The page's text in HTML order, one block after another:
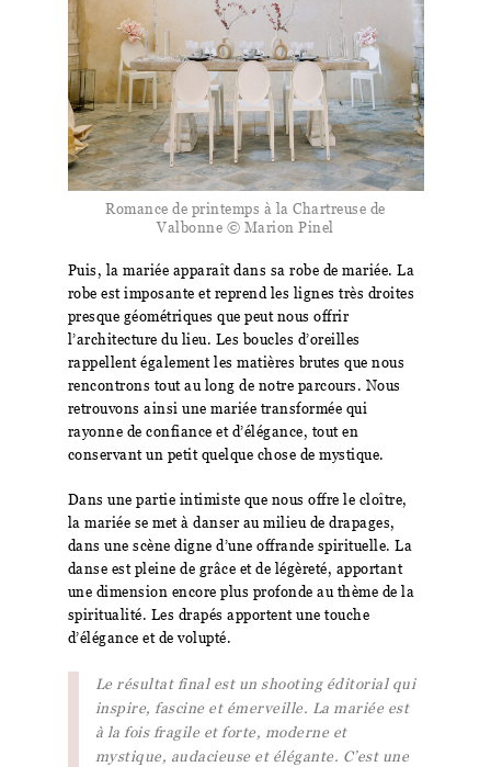
Romance de printemps à la Chartreuse de
Valbonne © Marion Pinel
Puis, la mariée apparaît dans sa robe de mariée. La
robe est imposante et reprend les lignes très droites
presque géométriques que peut nous offrir
l’architecture du lieu. Les boucles d’oreilles
rappellent également les matières brutes que nous
rencontrons tout au long de notre parcours. Nous
retrouvons ainsi une mariée transformée qui
rayonne de confiance et d’élégance, tout en
conservant un petit quelque chose de mystique.
Dans une partie intimiste que nous offre le cloître,
la mariée se met à danser au milieu de drapages,
dans une scène digne d’une offrande spirituelle. La
danse est pleine de grâce et de légèreté, apportant
une dimension encore plus profonde au thème de la
spiritualité. Les drapés apportent une touche
d’élégance et de volupté.
Le résultat final est un shooting éditorial qui
inspire, fascine et émerveille. La mariée est
à la fois fragile et forte, moderne et
mystique, audacieuse et élégante. C’est une